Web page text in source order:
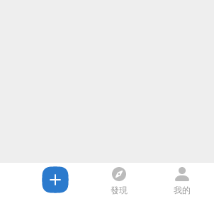
發現 我的